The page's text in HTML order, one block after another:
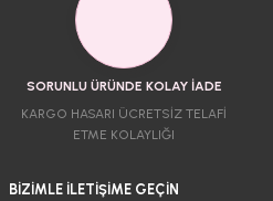
SORUNLU ÜRÜNDE KOLAY İADE
KARGO HASARI ÜCRETSİZ TELAFİ
ETME KOLAYLIĞI
BİZİMLE İLETİŞİME GEÇİN